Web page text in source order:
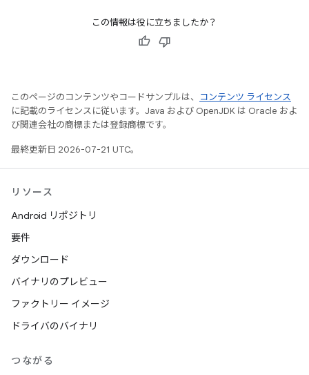
この情報は役に立ちましたか？
このページのコンテンツやコードサンプルは、
コンテンツ ライセンス
に記載のライセンスに従います。Java および OpenJDK は Oracle およ
び関連会社の商標または登録商標です。
最終更新日 2026-07-21 UTC。
リソース
Android リポジトリ
要件
ダウンロード
バイナリのプレビュー
ファクトリー イメージ
ドライバのバイナリ
つながる